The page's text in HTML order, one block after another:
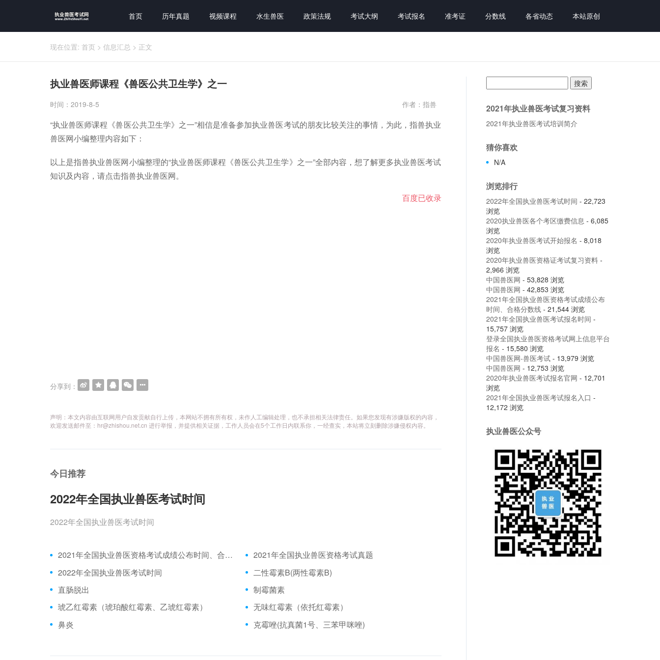
首页 历年真题 视频课程 水生兽医 政策法规 考试大纲 考试报名 准考证 分数线 各省动态 本站原创
现在位置: 首页 > 信息汇总 > 正文
执业兽医师课程《兽医公共卫生学》之一
时间：2019-8-5 作者：指兽
“执业兽医师课程《兽医公共卫生学》之一”相信是准备参加执业兽医考试的朋友比较关注的事情，为此，指兽执业
兽医网小编整理内容如下：
以上是指兽执业兽医网小编整理的“执业兽医师课程《兽医公共卫生学》之一”全部内容，想了解更多执业兽医考试
知识及内容，请点击指兽执业兽医网。
百度已收录
分享到：
声明：本文内容由互联网用户自发贡献自行上传，本网站不拥有所有权，未作人工编辑处理，也不承担相关法律责任。如果您发现有涉嫌版权的内容，
欢迎发送邮件至：hr@zhishou.net.cn 进行举报，并提供相关证据，工作人员会在5个工作日内联系你，一经查实，本站将立刻删除涉嫌侵权内容。
今日推荐
2022年全国执业兽医考试时间
2022年全国执业兽医考试时间
2021年全国执业兽医资格考试成绩公布时间、合格分数线
2021年全国执业兽医资格考试真题
2022年全国执业兽医考试时间
二性霉素B(两性霉素B)
直肠脱出
制霉菌素
琥乙红霉素（琥珀酸红霉素、乙琥红霉素）
无味红霉素（依托红霉素）
鼻炎
克霉唑(抗真菌1号、三苯甲咪唑)
索：
2021年执业兽医考试复习资料
2021年执业兽医考试培训简介
猜你喜欢
N/A
浏览排行
2022年全国执业兽医考试时间 - 22,723
浏览
2020执业兽医各个考区缴费信息 - 6,085
浏览
2020年执业兽医考试开始报名 - 8,018
浏览
2020年执业兽医资格证考试复习资料-
2,966 浏览
中国兽医网 - 53,828 浏览
中国兽医网 - 42,853 浏览
2021年全国执业兽医资格考试成绩公布
时间、合格分数线- 21,544 浏览
2021年全国执业兽医考试报名时间 -
15,757 浏览
登录全国执业兽医资格考试网上信息平台
报名 - 15,580 浏览
中国兽医网-兽医考试- 13,979 浏览
中国兽医网 - 12,753 浏览
2020年执业兽医考试报名官网 - 12,701
浏览
2021年全国执业兽医考试报名入口 -
12,172 浏览
执业兽医公众号